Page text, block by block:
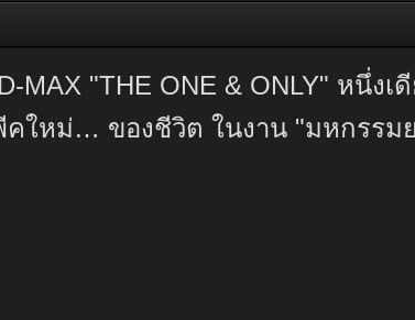
"THE ONE & ONLY" หนึ่ง
คใหม่… ของชีวิต ในงาน "มหกรรม